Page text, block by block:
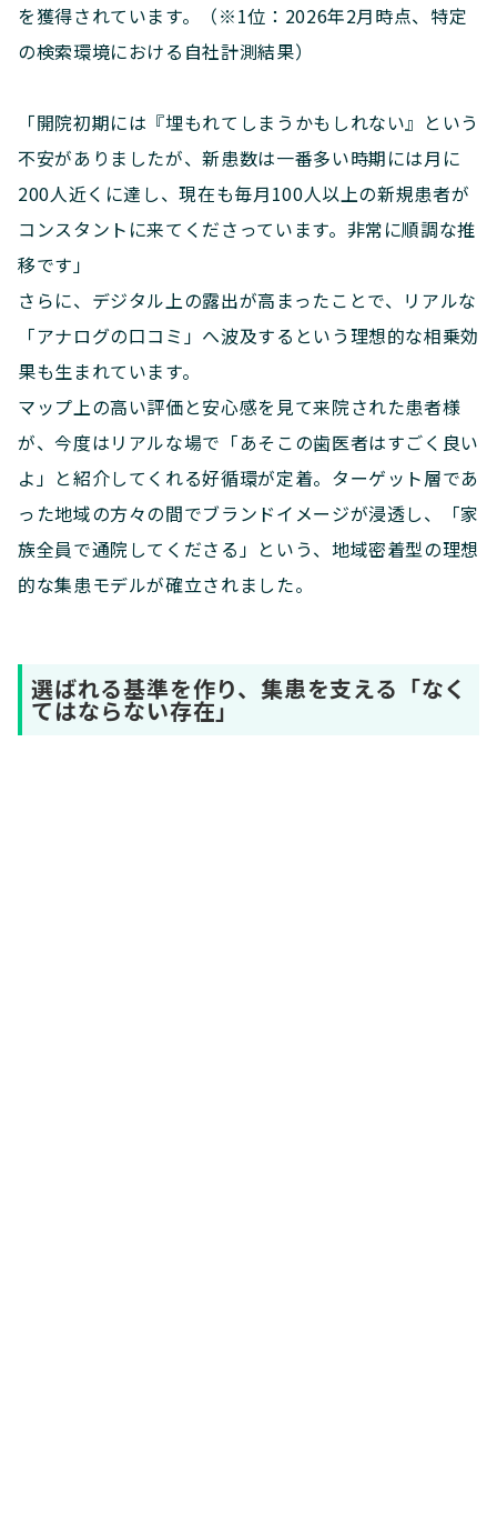
を獲得されています。（※1位：2026年2月時点、特定
の検索環境における自社計測結果）
「開院初期には『埋もれてしまうかもしれない』という
不安がありましたが、新患数は一番多い時期には月に
200人近くに達し、現在も毎月100人以上の新規患者が
コンスタントに来てくださっています。非常に順調な推
移です」
さらに、デジタル上の露出が高まったことで、リアルな
「アナログの口コミ」へ波及するという理想的な相乗効
果も生まれています。
マップ上の高い評価と安心感を見て来院された患者様
が、今度はリアルな場で「あそこの歯医者はすごく良い
よ」と紹介してくれる好循環が定着。ターゲット層であ
った地域の方々の間でブランドイメージが浸透し、「家
族全員で通院してくださる」という、地域密着型の理想
的な集患モデルが確立されました。
選ばれる基準を作り、集患を支える「なく
てはならない存在」